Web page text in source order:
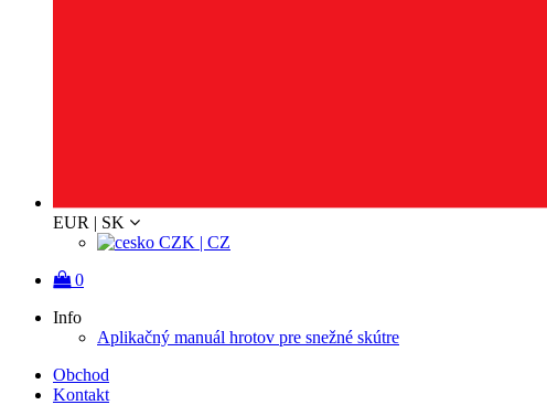
EUR | SK
CZK | CZ
0
Info
Aplikačný manuál hrotov pre snežné skútre
Obchod
Kontakt